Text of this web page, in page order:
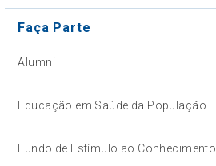
Faça Parte
Alumni
Educação em Saúde da População
Fundo de Estímulo ao Conhecimento